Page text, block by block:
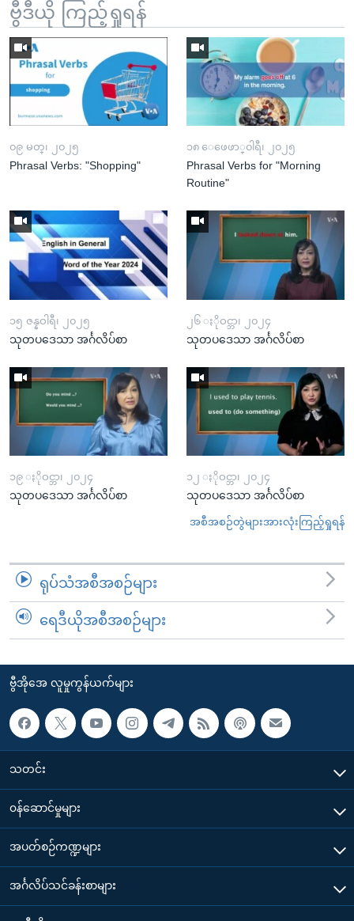
ဗွီဒီယို ကြည့်ရှုရန်
၀၉ မတ္၊ ၂၀၂၅
Phrasal Verbs: "Shopping"
၁၈ ေဖေဖာ္၀ါရီ၊ ၂၀၂၅
Phrasal Verbs for "Morning
Routine"
၁၅ ဇန္နဝါရီ၊ ၂၀၂၅
သုတပဒေသာ အင်္ဂလိပ်စာ
၂၆ ႏိုဝင္ဘာ၊ ၂၀၂၄
သုတပဒေသာ အင်္ဂလိပ်စာ
၁၉ ႏိုဝင္ဘာ၊ ၂၀၂၄
သုတပဒေသာ အင်္ဂလိပ်စာ
၁၂ ႏိုဝင္ဘာ၊ ၂၀၂၄
သုတပဒေသာ အင်္ဂလိပ်စာ
အစီအစဉ်တွဲများအားလုံးကြည့်ရှုရန်
ရုပ်သံအစီအစဉ်များ
ရေဒီယိုအစီအစဉ်များ
ဗွီအိုအေ လူမှုကွန်ယက်များ
သတင်း
၀န်ဆောင်မှုများ
အပတ်စဉ်ကဏ္ဍများ
အင်္ဂလိပ်သင်ခန်းစာများ